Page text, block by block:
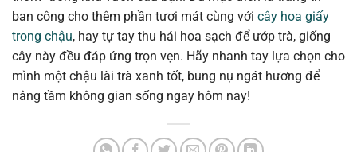
ban công cho thêm phần tươi mát cùng với cây hoa giấy
trong chậu, hay tự tay thu hái hoa sạch để ướp trà, giống
cây này đều đáp ứng trọn vẹn. Hãy nhanh tay lựa chọn cho
mình một chậu lài trà xanh tốt, bung nụ ngát hương để
nâng tầm không gian sống ngay hôm nay!